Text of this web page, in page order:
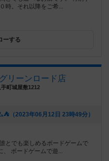
時。それ以降をご希...
ーする
リーンロード店
町城屋敷1212
（2023年06月12日 23時49分）
とでも楽しめるボードゲームで
、 ボードゲームで遊...